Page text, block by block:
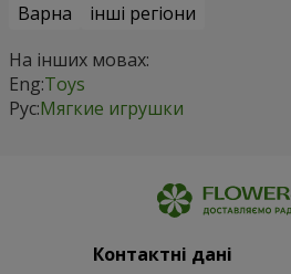
Варна
інші регіони
На інших мовах:
Eng:Toys
Рус:Мягкие игрушки
Контактні дані